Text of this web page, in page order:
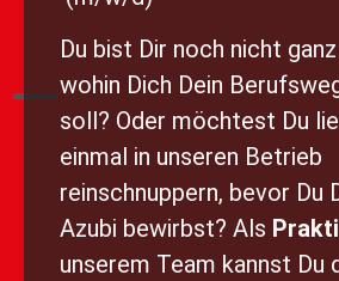
Du bist Dir noch nicht
wohin Dich Dein
soll? Oder möchtest Du
einmal in unseren Betrieb
reinschnuppern, bevor Du
Azubi bewirbst? Als
unserem Team kannst Du